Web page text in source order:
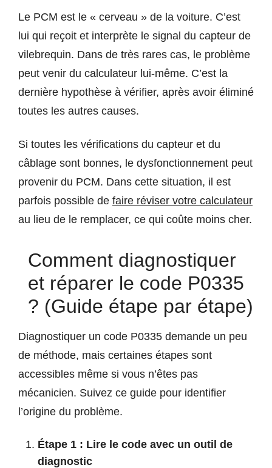
Le PCM est le « cerveau » de la voiture. C’est
lui qui reçoit et interprète le signal du capteur de
vilebrequin. Dans de très rares cas, le problème
peut venir du calculateur lui-même. C’est la
dernière hypothèse à vérifier, après avoir éliminé
toutes les autres causes.
Si toutes les vérifications du capteur et du
câblage sont bonnes, le dysfonctionnement peut
provenir du PCM. Dans cette situation, il est
parfois possible de faire réviser votre calculateur
au lieu de le remplacer, ce qui coûte moins cher.
Comment diagnostiquer
et réparer le code P0335
? (Guide étape par étape)
Diagnostiquer un code P0335 demande un peu
de méthode, mais certaines étapes sont
accessibles même si vous n’êtes pas
mécanicien. Suivez ce guide pour identifier
l’origine du problème.
Étape 1 : Lire le code avec un outil de
diagnostic